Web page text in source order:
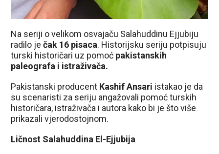
Na seriji o velikom osvajaču Salahuddinu Ejjubiju
radilo ječak 16 pisaca. Historijsku seriju potpisuju
turski historičari uz pomoć pakistanskih
paleografa i istraživača.
Pakistanski producent Kashif Ansari istakao je da
su scenaristi za seriju angažovali pomoć turskih
historičara, istraživača i autora kako bi je što više
prikazali vjerodostojnom.
Ličnost Salahuddina El-Ejjubija